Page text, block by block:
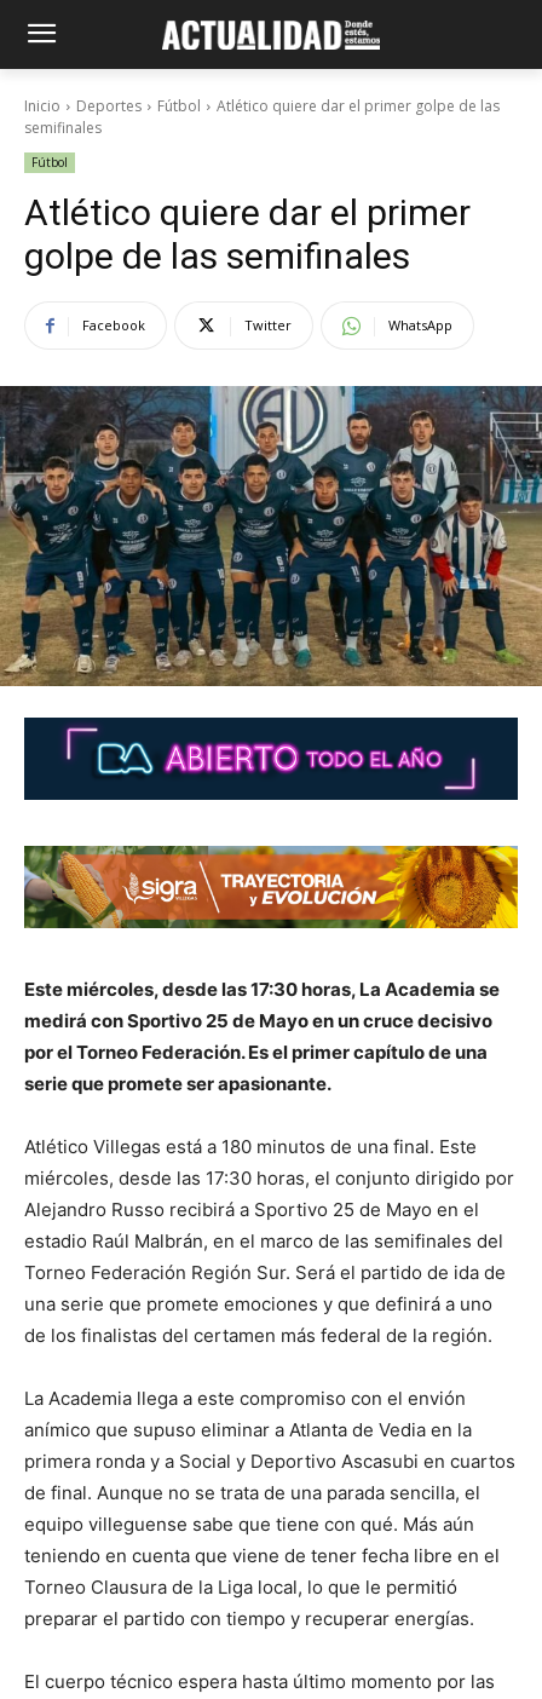
Inicio Deportes Fútbol
Atlético quiere dar el primer golpe de las
semifinales
Fútbol
Atlético quiere dar el primer
golpe de las semifinales
Facebook Twitter WhatsApp
Este miércoles, desde las 17:30 horas, La Academia se
medirá con Sportivo 25 de Mayo en un cruce decisivo
por el Torneo Federación. Es el primer capítulo de una
serie que promete ser apasionante.
Atlético Villegas está a 180 minutos de una final. Este
miércoles, desde las 17:30 horas, el conjunto dirigido por
Alejandro Russo recibirá a Sportivo 25 de Mayo en el
estadio Raúl Malbrán, en el marco de las semifinales del
Torneo Federación Región Sur. Será el partido de ida de
una serie que promete emociones y que definirá a uno
de los finalistas del certamen más federal de la región.
La Academia llega a este compromiso con el envión
anímico que supuso eliminar a Atlanta de Vedia en la
primera ronda y a Social y Deportivo Ascasubi en cuartos
de final. Aunque no se trata de una parada sencilla, el
equipo villeguense sabe que tiene con qué. Más aún
teniendo en cuenta que viene de tener fecha libre en el
Torneo Clausura de la Liga local, lo que le permitió
preparar el partido con tiempo y recuperar energías.
El cuerpo técnico espera hasta último momento por las